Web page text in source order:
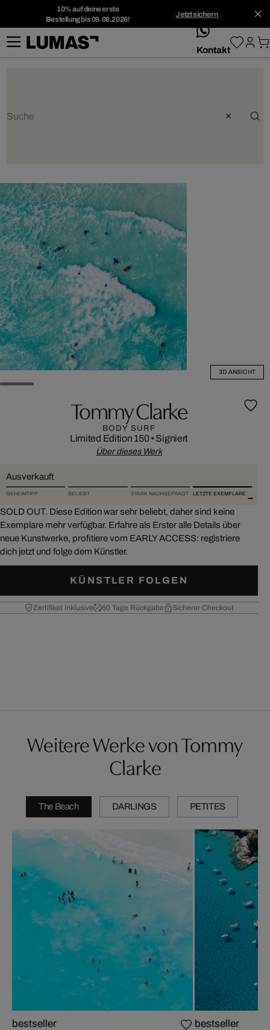
10% auf deine erste
Bestellung bis 09.08.2026!
Jetzt sichern
whatsApp
Kontakt
3D ANSICHT
Tommy Clarke
BODY SURF
Limited Edition 150• Signiert
Über dieses Werk
Ausverkauft
GEHEIMTIPP BELIEBT STARK NACHGEFRAGT LETZTE EXEMPLARE
SOLD OUT. Diese Edition war sehr beliebt, daher sind keine
Exemplare mehr verfügbar. Erfahre als Erster alle Details über
neue Kunstwerke, profitiere vom EARLY ACCESS: registriere
dich jetzt und folge dem Künstler.
KÜNSTLER FOLGEN
Zertifikat inklusive 60 Tage Rückgabe Sicherer Checkout
Weitere Werke von Tommy
Clarke
The Beach DARLINGS PETITES
bestseller bestseller